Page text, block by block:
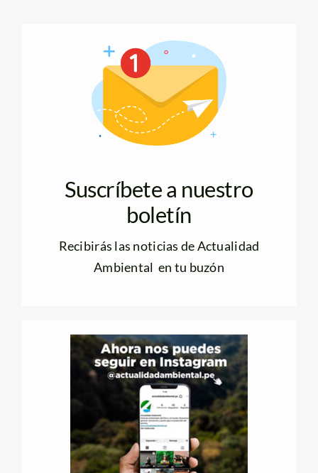
Suscríbete a nuestro
boletín
Recibirás las noticias de Actualidad
Ambiental en tu buzón